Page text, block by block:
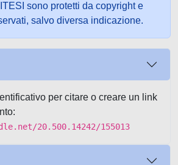
sono protetti da copyright e
salvo diversa indicazione.
per citare o creare un link
20.500.14242/155013